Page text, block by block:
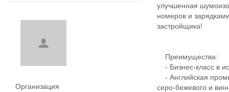
Организация
улучшенная
номеров и
застройщика!
Преимущества:
- Бизнес-класс в
- Английская
серо-бежевого и